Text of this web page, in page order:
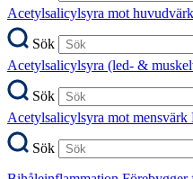
Acetylsalicylsyra mot huvudvärk
Sök
Acetylsalicylsyra (led- &
Sök
Acetylsalicylsyra mot mensvärk
Sök